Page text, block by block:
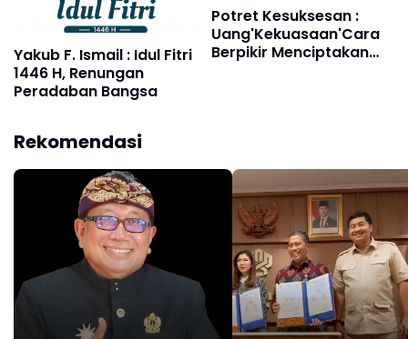
Yakub F. Ismail : Idul Fitri
1446 H, Renungan
Peradaban Bangsa
Potret Kesuksesan :
Uang'Kekuasaan'Cara
Berpikir Menciptakan
Rekomendasi